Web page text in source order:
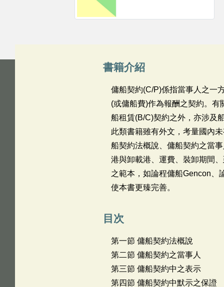
書籍介紹
傭船契約(C/P)係指當事人之一
(或傭船費)作為報酬之契約。
船租賃(B/C)契約之外，亦涉及
此類書籍雖有外文，考量國內
船契約法概說、傭船契約之當
港與卸載港、運費、裝卸期間
之範本，如論程傭船Gencon、
使本書更臻完善。
目次
第一節 傭船契約法概說
第二節 傭船契約之當事人
第三節 傭船契約中之表示
第四節 傭船契約中默示之保證